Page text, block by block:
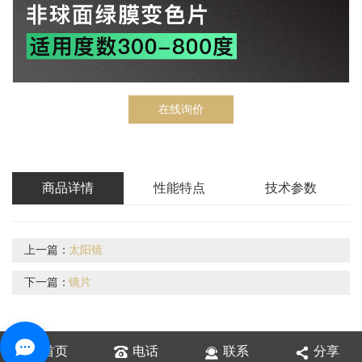
在线询价
商品详情 性能特点 技术参数
上一篇： 太阳镜
下一篇：镜片
首页 电话 联系 分享